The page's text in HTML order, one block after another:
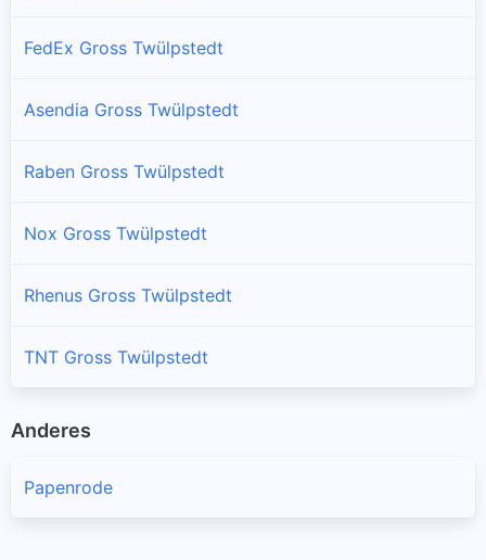
FedEx Gross Twülpstedt
Asendia Gross Twülpstedt
Raben Gross Twülpstedt
Nox Gross Twülpstedt
Rhenus Gross Twülpstedt
TNT Gross Twülpstedt
Anderes
Papenrode